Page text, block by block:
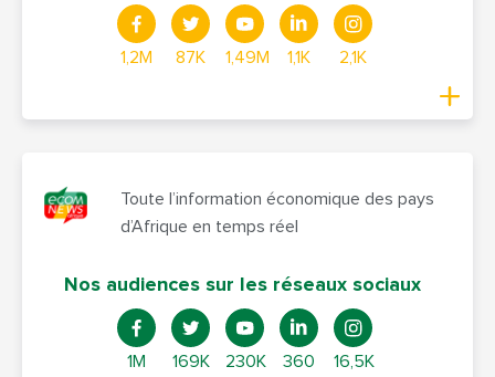
1,2M 87K 1,49M 1,1K 2,1K
Toute l’information économique des pays
d’Afrique en temps réel
Nos audiences sur les réseaux sociaux
1M 169K 230K 360 16,5K